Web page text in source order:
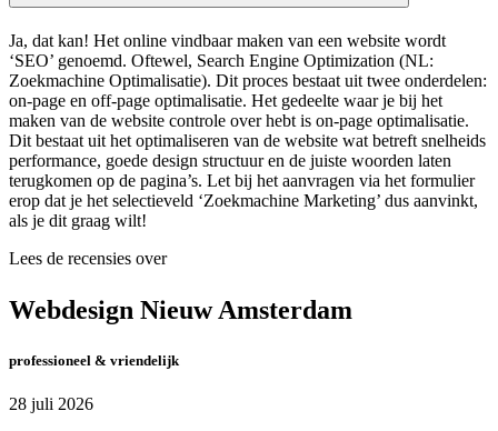
Ja, dat kan! Het online vindbaar maken van een website wordt
‘SEO’ genoemd. Oftewel, Search Engine Optimization (NL:
Zoekmachine Optimalisatie). Dit proces bestaat uit twee onderdelen:
on-page en off-page optimalisatie. Het gedeelte waar je bij het
maken van de website controle over hebt is on-page optimalisatie.
Dit bestaat uit het optimaliseren van de website wat betreft snelheids
performance, goede design structuur en de juiste woorden laten
terugkomen op de pagina’s. Let bij het aanvragen via het formulier
erop dat je het selectieveld ‘Zoekmachine Marketing’ dus aanvinkt,
als je dit graag wilt!
Lees de recensies over
Webdesign Nieuw Amsterdam
professioneel & vriendelijk
28 juli 2026